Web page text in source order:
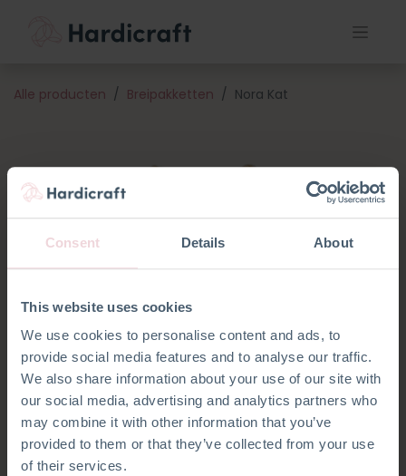
Consent Details About
This website uses cookies
We use cookies to personalise content and ads, to
provide social media features and to analyse our traffic.
We also share information about your use of our site with
our social media, advertising and analytics partners who
may combine it with other information that you’ve
provided to them or that they’ve collected from your use
of their services.
Alle producten Breipakketten Nora Kat